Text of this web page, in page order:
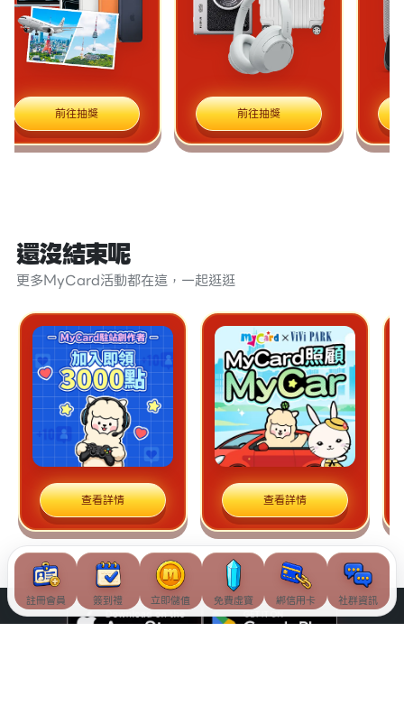
前往抽獎 前往抽獎
還沒結束呢
更多MyCard活動都在這，一起逛逛
查看詳情 查看詳情
註冊會員 簽到禮 立即儲值 免費虛寶 綁信用卡 社群資訊